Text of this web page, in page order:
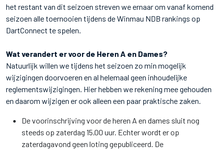
het restant van dit seizoen streven we ernaar om vanaf komend
seizoen alle toernooien tijdens de Winmau NDB rankings op
DartConnect te spelen.
Wat verandert er voor de Heren A en Dames?
Natuurlijk willen we tijdens het seizoen zo min mogelijk
wijzigingen doorvoeren en al helemaal geen inhoudelijke
reglementswijzigingen. Hier hebben we rekening mee gehouden
en daarom wijzigen er ook alleen een paar praktische zaken.
De voorinschrijving voor de heren A en dames sluit nog
steeds op zaterdag 15.00 uur. Echter wordt er op
zaterdagavond geen loting gepubliceerd. De